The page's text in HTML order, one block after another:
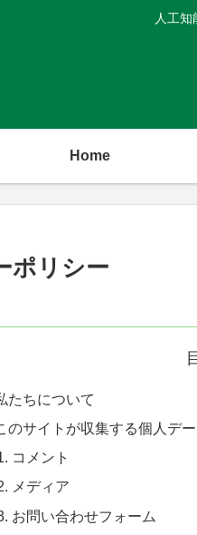
人工
Home
ポリシー
たちについて
のサイトが収集する個人デ
コメント
メディア
お問い合わせフォーム